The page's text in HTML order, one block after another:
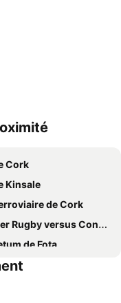
Cork
Kinsale
de Cork
Connacht Rugby in the RaboDirect Pro 12
de Fota
City